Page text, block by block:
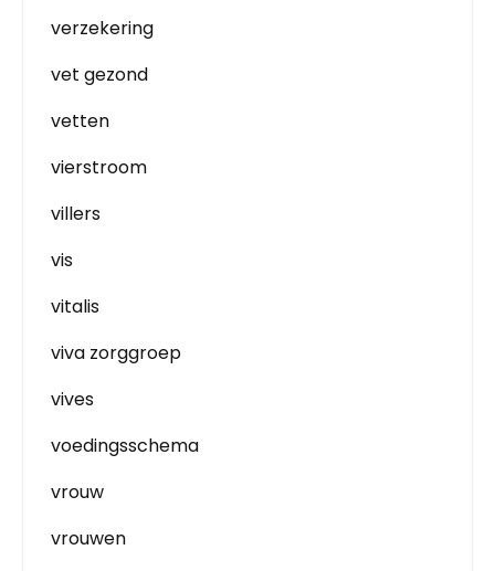
verzekering
vet gezond
vetten
vierstroom
villers
vis
vitalis
viva zorggroep
vives
voedingsschema
vrouw
vrouwen